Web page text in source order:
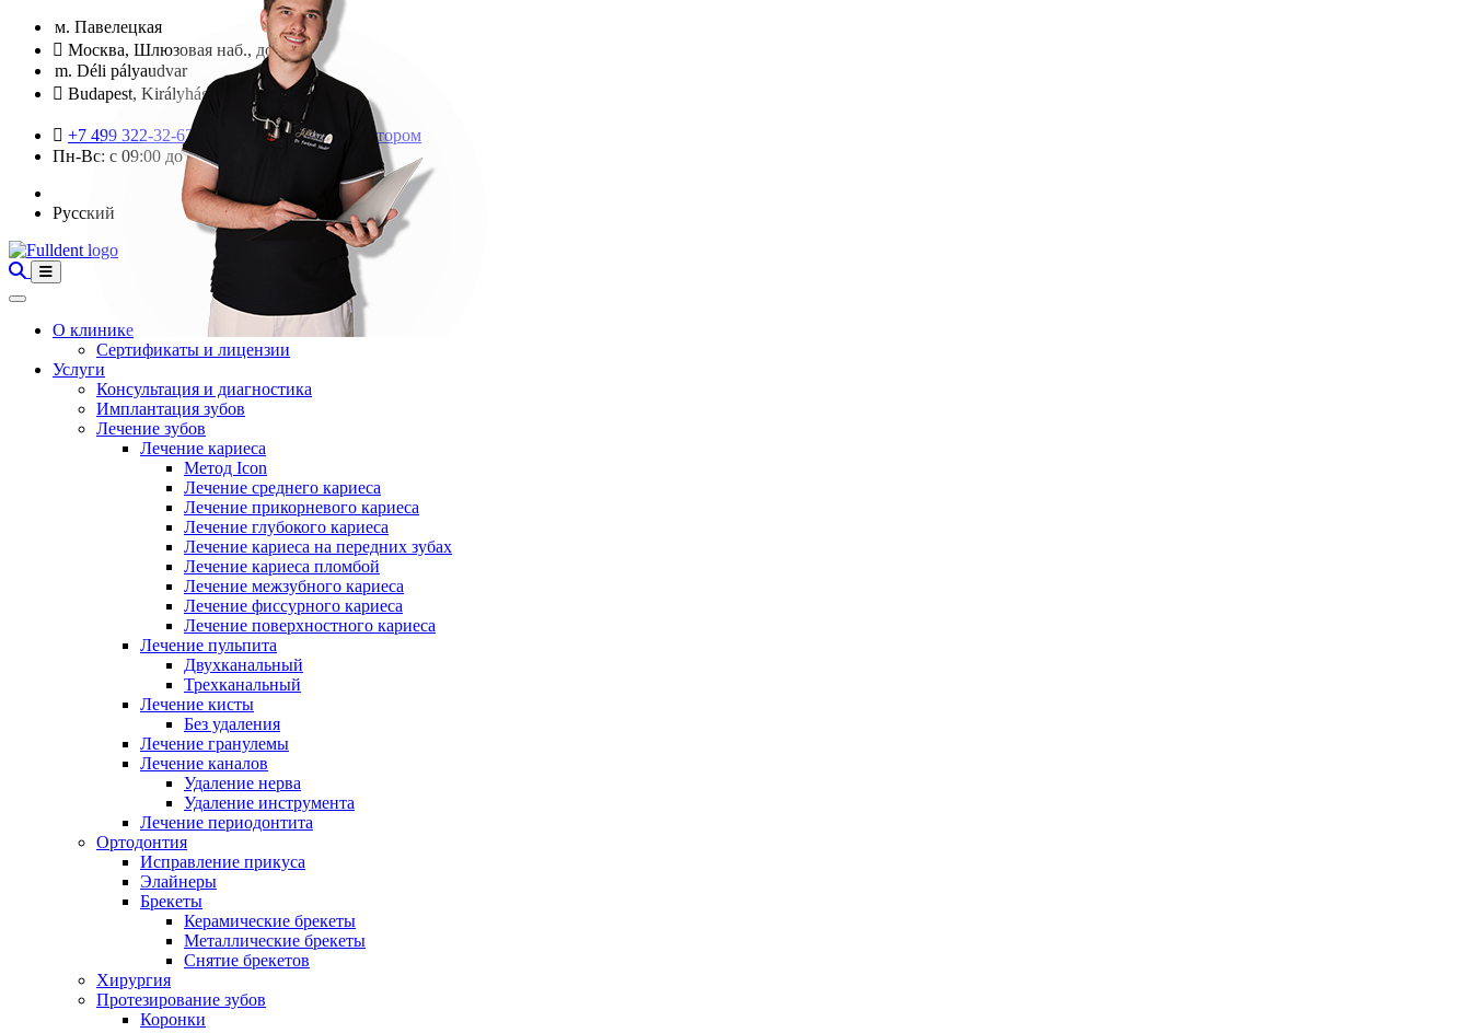
м. Павелецкая
Москва, Шлюзовая наб., дом 4
m. Déli pályaudvar
Budapest, Királyhágó utca 2
+7 499 322-32-62
Связаться с администратором
Пн-Вс: с 09:00 до 20:00
Русский
О клинике
Сертификаты и лицензии
Услуги
Консультация и диагностика
Имплантация зубов
Лечение зубов
Лечение кариеса
Метод Icon
Лечение среднего кариеса
Лечение прикорневого кариеса
Лечение глубокого кариеса
Лечение кариеса на передних зубах
Лечение кариеса пломбой
Лечение межзубного кариеса
Лечение фиссурного кариеса
Лечение поверхностного кариеса
Лечение пульпита
Двухканальный
Трехканальный
Лечение кисты
Без удаления
Лечение гранулемы
Лечение каналов
Удаление нерва
Удаление инструмента
Лечение периодонтита
Ортодонтия
Исправление прикуса
Элайнеры
Брекеты
Керамические брекеты
Металлические брекеты
Снятие брекетов
Хирургия
Протезирование зубов
Коронки